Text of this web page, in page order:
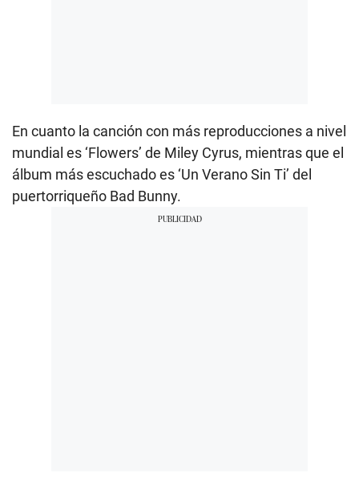
En cuanto la canción con más reproducciones a nivel
mundial es ‘Flowers’ de Miley Cyrus, mientras que el
álbum más escuchado es ‘Un Verano Sin Ti’ del
puertorriqueño Bad Bunny.